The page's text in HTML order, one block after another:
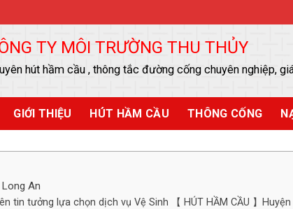
TY MÔI TRƯỜNG THU THỦY
hút hầm cầu , thông tắc đường cống chuyên nghiệp,
GIỚI THIỆU HÚT HẦM CẦU THÔNG CỐNG
An
tin tưởng lựa chọn dịch vụ Vệ Sinh 【 HÚT HẦM CẦU 】